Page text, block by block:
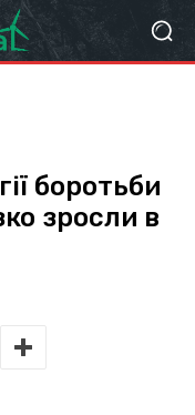
боротьби
зросли в